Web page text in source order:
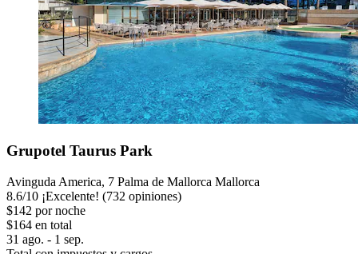
Grupotel Taurus Park
Avinguda America, 7 Palma de Mallorca Mallorca
8.6/10 ¡Excelente! (732 opiniones)
$142 por noche
$164 en total
31 ago. - 1 sep.